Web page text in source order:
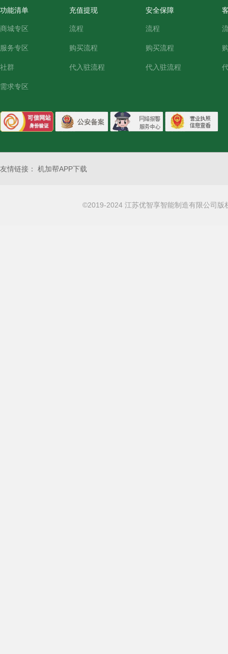
功能清单
商城专区
服务专区
社群
需求专区
充值提现
流程
购买流程
代入驻流程
安全保障
流程
购买流程
代入驻流程
友情链接： 机加帮APP下载
©2019-2024 江苏优智享智能制造有限公司